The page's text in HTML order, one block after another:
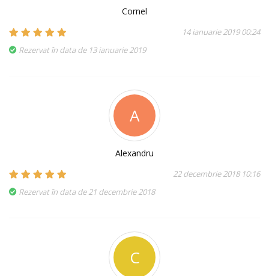
Cornel
14 ianuarie 2019 00:24
Rezervat în data de 13 ianuarie 2019
A
Alexandru
22 decembrie 2018 10:16
Rezervat în data de 21 decembrie 2018
C